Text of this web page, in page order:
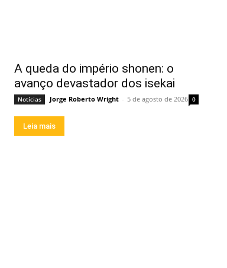
A queda do império shonen: o
avanço devastador dos isekai
Notícias Jorge Roberto Wright - 5 de agosto de 2026 0
Leia mais